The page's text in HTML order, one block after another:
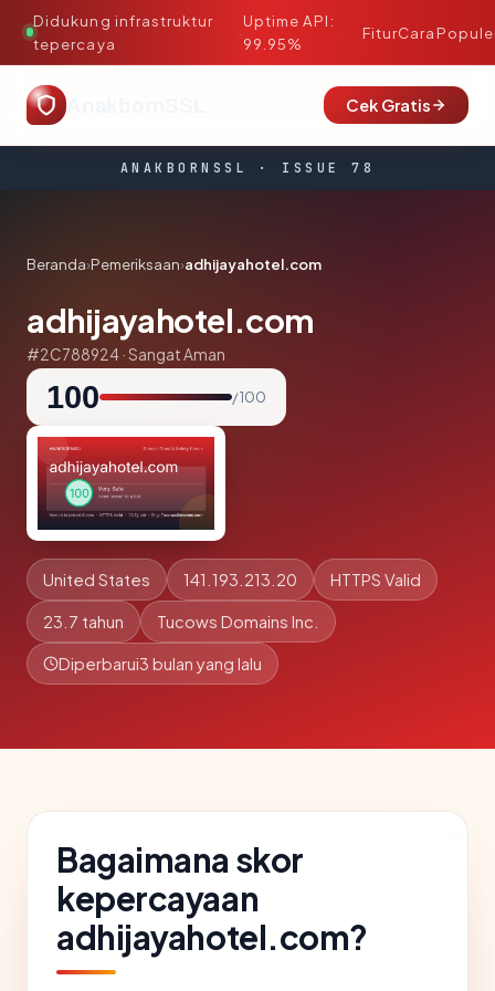
Didukung infrastruktur
tepercaya
·
Uptime API:
99.95%
FiturCara
Cek Gratis
ANAKBORNSSL · ISSUE 78
Beranda›Pemeriksaan›adhijayahotel.com
adhijayahotel.com
#2C788924 · Sangat Aman
100 / 100
United States 141.193.213.20 HTTPS Valid
23.7 tahun Tucows Domains Inc.
Diperbarui3 bulan yang lalu
Bagaimana skor
kepercayaan
adhijayahotel.com?